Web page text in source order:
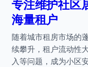
专注维护社区
海量租户
随着城市租房市场的
续攀升，租户流动性
入等问题，成为小区